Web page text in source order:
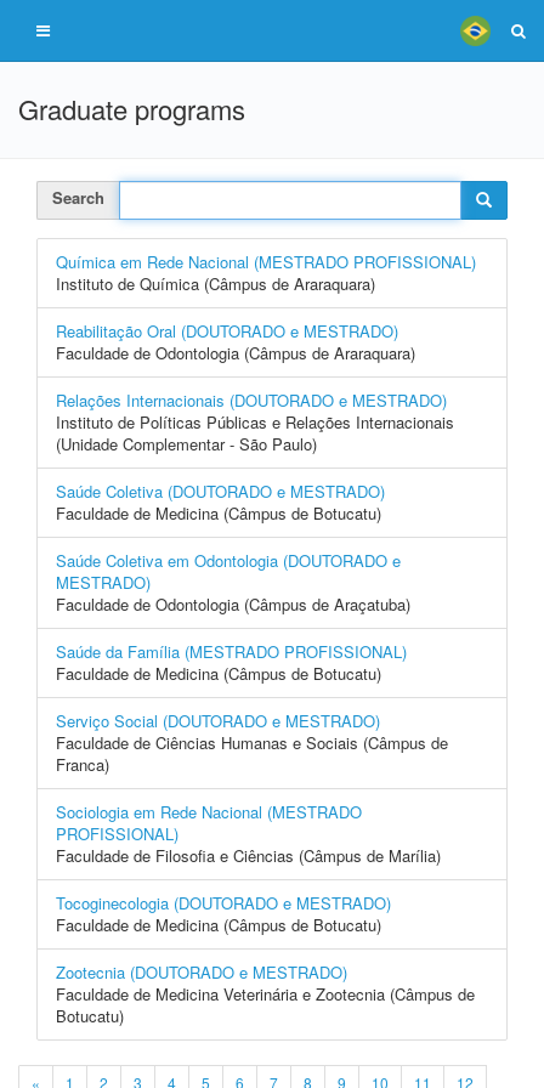
Graduate programs
Search
Química em Rede Nacional (MESTRADO PROFISSIONAL)
Instituto de Química (Câmpus de Araraquara)
Reabilitação Oral (DOUTORADO e MESTRADO)
Faculdade de Odontologia (Câmpus de Araraquara)
Relações Internacionais (DOUTORADO e MESTRADO)
Instituto de Políticas Públicas e Relações Internacionais
(Unidade Complementar - São Paulo)
Saúde Coletiva (DOUTORADO e MESTRADO)
Faculdade de Medicina (Câmpus de Botucatu)
Saúde Coletiva em Odontologia (DOUTORADO e
MESTRADO)
Faculdade de Odontologia (Câmpus de Araçatuba)
Saúde da Família (MESTRADO PROFISSIONAL)
Faculdade de Medicina (Câmpus de Botucatu)
Serviço Social (DOUTORADO e MESTRADO)
Faculdade de Ciências Humanas e Sociais (Câmpus de
Franca)
Sociologia em Rede Nacional (MESTRADO
PROFISSIONAL)
Faculdade de Filosofia e Ciências (Câmpus de Marília)
Tocoginecologia (DOUTORADO e MESTRADO)
Faculdade de Medicina (Câmpus de Botucatu)
Zootecnia (DOUTORADO e MESTRADO)
Faculdade de Medicina Veterinária e Zootecnia (Câmpus de
Botucatu)
« 1 2 3 4 5 6 7 8 9 10 11 12